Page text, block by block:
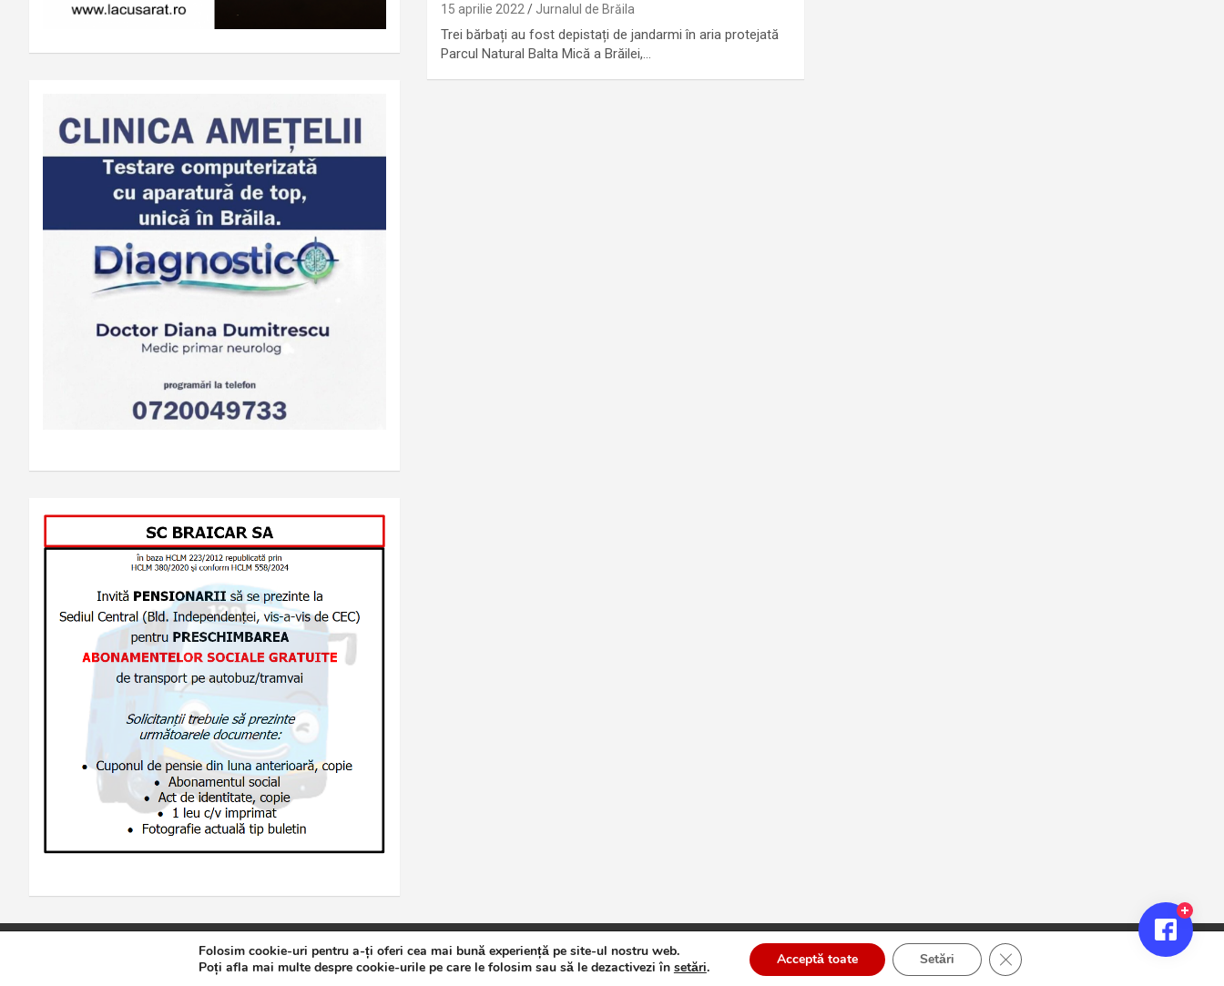
15 aprilie 2022 Jurnalul de Brăila
Trei bărbați au fost depistați de jandarmi în aria protejată
Parcul Natural Balta Mică a Brăilei,…
Jurnalul de Brăila Politică de confidențialitate Theme by:Theme Horse Proudly Powered by: WordPress
Folosim cookie-uri pentru a-ți oferi cea mai bună experiență pe site-ul nostru web.
Poți afla mai multe despre cookie-urile pe care le folosim sau să le dezactivezi în setări. Acceptă toate Setări Close GDPR Cookie Banner